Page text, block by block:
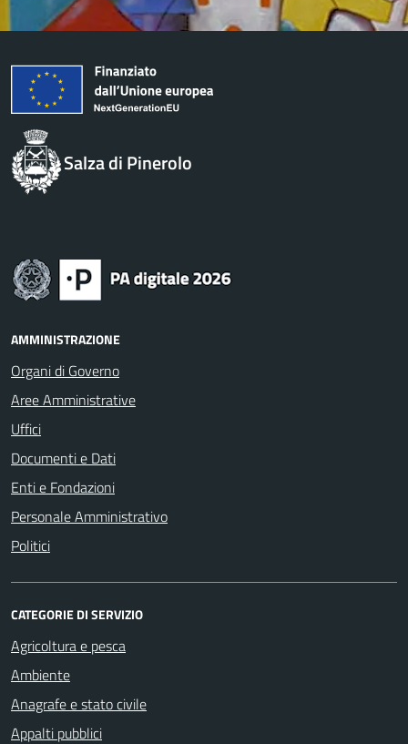
Salza di Pinerolo
AMMINISTRAZIONE
Organi di Governo
Aree Amministrative
Uffici
Documenti e Dati
Enti e Fondazioni
Personale Amministrativo
Politici
CATEGORIE DI SERVIZIO
Agricoltura e pesca
Ambiente
Anagrafe e stato civile
Appalti pubblici